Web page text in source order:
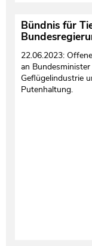
Bündnis für
22.06.2023:
an
Geflügelindustrie
Putenhaltung.